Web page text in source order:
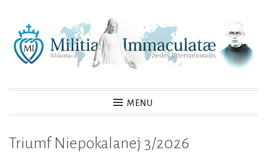
content
MENU
Triumf Niepokalanej 3/2026